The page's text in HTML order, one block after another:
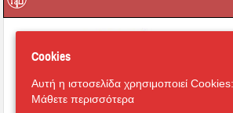
Cookies
Αυτή η ιστοσελίδα χρησιμοποιεί Cookies:
Μάθετε περισσότερα